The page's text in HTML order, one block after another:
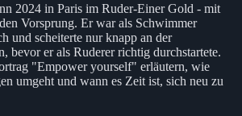
2024 in Paris im Ruder-Einer Gold - mit
Vorsprung. Er war als Schwimmer
und scheiterte nur knapp an der
bevor er als Ruderer richtig durchstartete.
"Empower yourself" erläutern, wie
umgeht und wann es Zeit ist, sich neu zu